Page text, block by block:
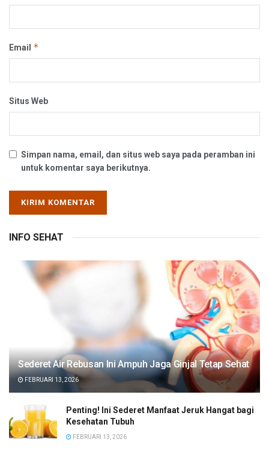
Email *
Situs Web
Simpan nama, email, dan situs web saya pada peramban ini
untuk komentar saya berikutnya.
INFO SEHAT
Sederet Air Rebusan Ini Ampuh Jaga Ginjal Tetap Sehat
FEBRUARI 13, 2026
Penting! Ini Sederet Manfaat Jeruk Hangat bagi
Kesehatan Tubuh
FEBRUARI 13, 2026